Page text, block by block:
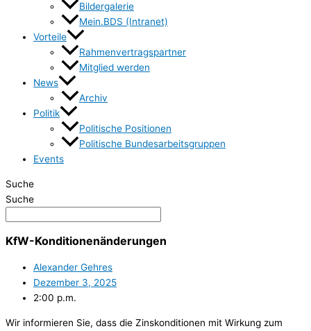
Bildergalerie
Mein.BDS (Intranet)
Vorteile
Rahmenvertragspartner
Mitglied werden
News
Archiv
Politik
Politische Positionen
Politische Bundesarbeitsgruppen
Events
Suche
Suche
KfW-Konditionenänderungen
Alexander Gehres
Dezember 3, 2025
2:00 p.m.
Wir informieren Sie, dass die Zinskonditionen mit Wirkung zum